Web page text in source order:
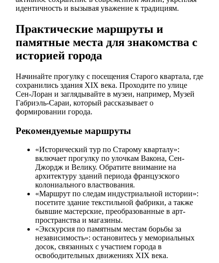
идентичность и вызывая уважение к традициям.
Практические маршруты и
памятные места для знакомства с
историей города
Начинайте прогулку с посещения Старого квартала, где
сохранились здания XIX века. Проходите по улице
Сен-Лоран и заглядывайте в музеи, например, Музей
Габриэль-Сараи, который рассказывает о
формировании города.
Рекомендуемые маршруты
«Исторический тур по Старому кварталу»:
включает прогулку по улочкам Вакона, Сен-
Джордж и Велику. Обратите внимание на
архитектуру зданий периода французского
колониального властвования.
«Маршрут по следам индустриальной истории»:
посетите здание текстильной фабрики, а также
бывшие мастерские, преобразованные в арт-
пространства и магазины.
«Экскурсия по памятным местам борьбы за
независимость»: остановитесь у мемориальных
досок, связанных с участием города в
освободительных движениях XIX века.